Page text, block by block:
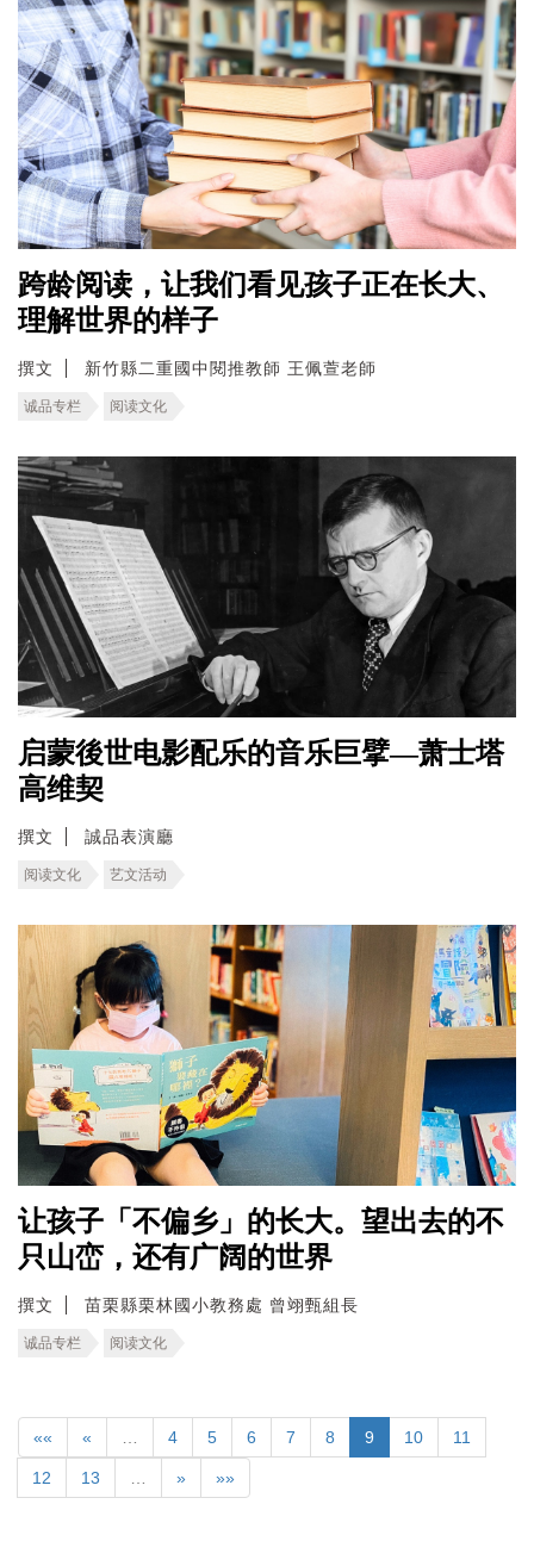
跨龄阅读，让我们看见孩子正在长大、
理解世界的样子
撰文 新竹縣二重國中閱推教師 王佩萱老師
诚品专栏 阅读文化
启蒙後世电影配乐的音乐巨擘—萧士塔
高维契
撰文 誠品表演廳
阅读文化 艺文活动
让孩子「不偏乡」的长大。望出去的不
只山峦，还有广阔的世界
撰文 苗栗縣栗林國小教務處 曾翊甄組長
诚品专栏 阅读文化
«« « 4 5 6 7 8 9 10 11
12 13 » »»